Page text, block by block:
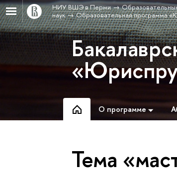
НИУ ВШЭ в Перми
наук
Образовательная программа
О программе
Тема